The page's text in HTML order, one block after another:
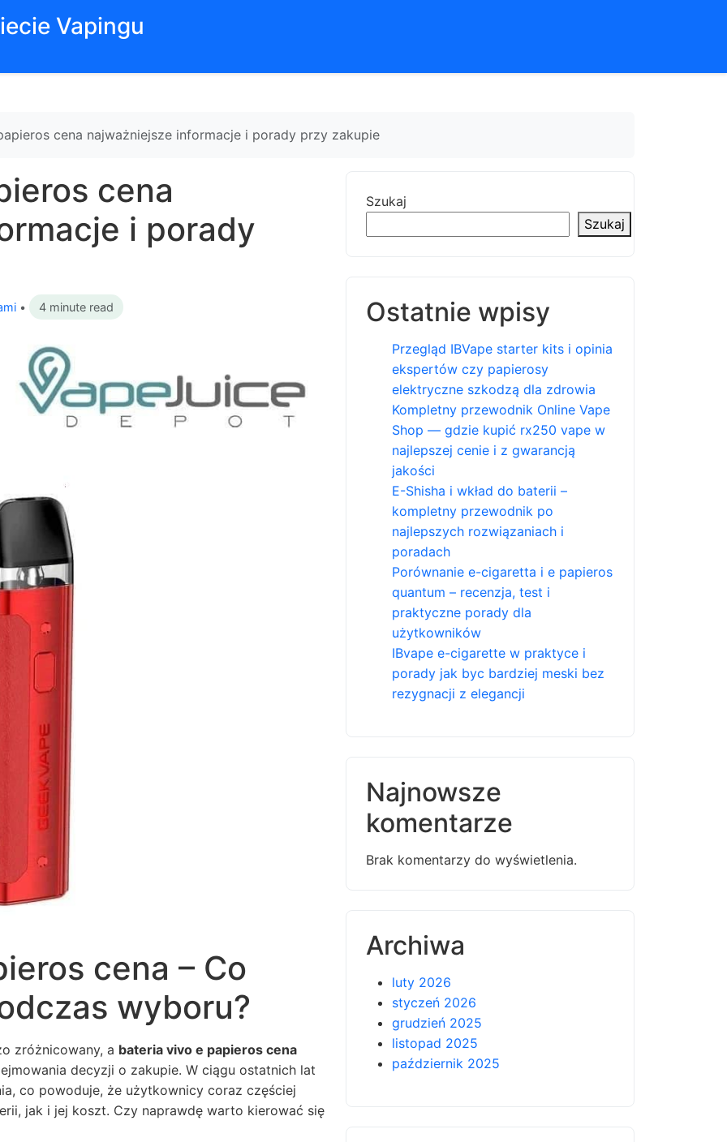
Vapingu
cena najważniejsze informacje i porady przy zakupie
cena
i porady
• 4 minute read
cena – Co
wyboru?
zróżnicowany, a bateria vivo e papieros cena
decyzji o zakupie. W ciągu ostatnich lat
co powoduje, że użytkownicy coraz częściej
jak i jej koszt. Czy naprawdę warto kierować się
Szukaj
Szukaj
Ostatnie wpisy
Przegląd IBVape starter kits i opinia
ekspertów czy papierosy
elektryczne szkodzą dla zdrowia
Kompletny przewodnik Online Vape
Shop — gdzie kupić rx250 vape w
najlepszej cenie i z gwarancją
jakości
E-Shisha i wkład do baterii –
kompletny przewodnik po
najlepszych rozwiązaniach i
poradach
Porównanie e-cigaretta i e papieros
quantum – recenzja, test i
praktyczne porady dla
użytkowników
IBvape e-cigarette w praktyce i
porady jak byc bardziej meski bez
rezygnacji z elegancji
Najnowsze
komentarze
Brak komentarzy do wyświetlenia.
Archiwa
luty 2026
styczeń 2026
grudzień 2025
listopad 2025
październik 2025